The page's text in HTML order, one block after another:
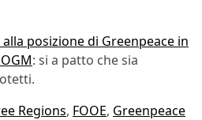
posizione di Greenpeace in
: si a patto che sia
Regions, FOOE, Greenpeace